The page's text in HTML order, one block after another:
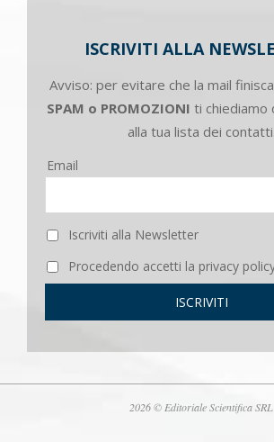
ISCRIVITI ALLA
Avviso: per evitare che la mail
SPAM o PROMOZIONI ti chiediamo
alla tua lista dei contatti.
Email
Iscriviti alla Newsletter
Procedendo accetti la privacy
2026 © Editoriale Scientifica SRL